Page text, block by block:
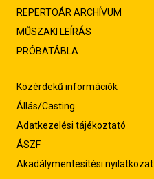
REPERTOÁR ARCHÍVUM
MŰSZAKI LEÍRÁS
PRÓBATÁBLA
Közérdekű információk
Állás/Casting
Adatkezelési tájékoztató
ÁSZF
Akadálymentesítési nyilatkozat